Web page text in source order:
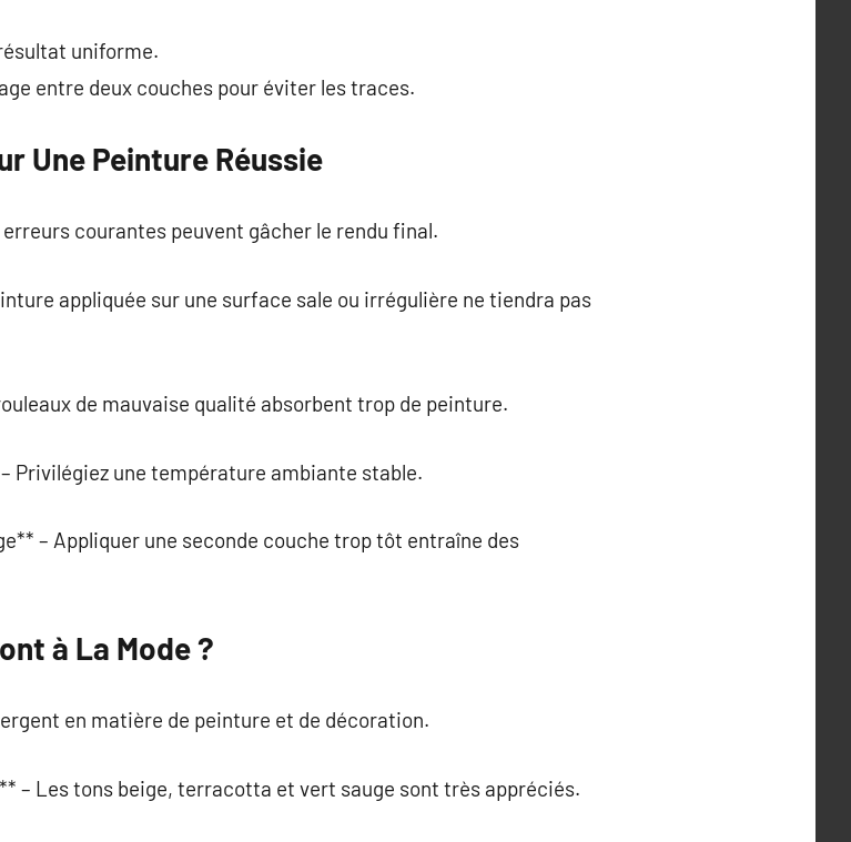
uniforme.
entre deux couches pour éviter les traces.
Une Peinture Réussie
courantes peuvent gâcher le rendu final.
appliquée sur une surface sale ou irrégulière ne tiendra pas
de mauvaise qualité absorbent trop de peinture.
Privilégiez une température ambiante stable.
– Appliquer une seconde couche trop tôt entraîne des
à La Mode ?
en matière de peinture et de décoration.
– Les tons beige, terracotta et vert sauge sont très appréciés.